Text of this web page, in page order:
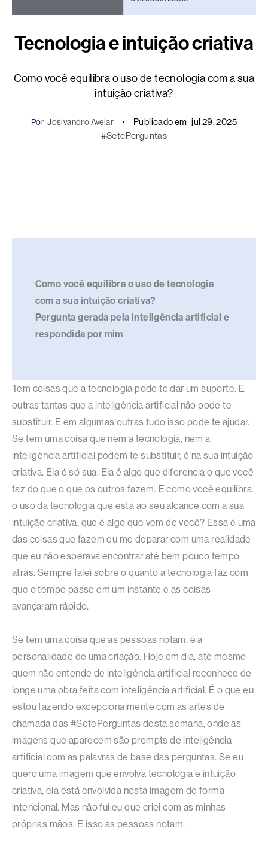
Tecnologia e intuição criativa
Como você equilibra o uso de tecnologia com a sua
intuição criativa?
Por Josivandro Avelar Publicado em jul 29, 2025
#SetePerguntas
Como você equilibra o uso de tecnologia
com a sua intuição criativa?
Pergunta gerada pela inteligência artificial e
respondida por mim
Tem coisas que a tecnologia pode te dar um suporte. E
outras tantas que a inteligência artificial não pode te
substituir. E em algumas outras tudo isso pode te ajudar.
Se tem uma coisa que nem a tecnologia, nem a
inteligência artificial podem te substituir, é na sua intuição
criativa. Ela é só sua. Ela é algo que diferencia o que você
faz do que o que os outros fazem. E como você equilibra
o uso da tecnologia que está ao seu alcance com a sua
intuição criativa, que é algo que vem de você? Essa é uma
das coisas que fazem eu me deparar com uma realidade
que eu não esperava encontrar até bem pouco tempo
atrás. Sempre falei sobre o quanto a tecnologia faz com
que o tempo passe em um instante e as coisas
avançaram rápido.
Se tem uma coisa que as pessoas notam, é a
personalidade de uma criação. Hoje em dia, até mesmo
quem não entende de inteligência artificial reconhece de
longe uma obra feita com inteligência artificial. É o que eu
estou fazendo excepcionalmente com as artes de
chamada das #SetePerguntas desta semana, onde as
imagens que aparecem são prompts de inteligência
artificial com as palavras de base das perguntas. Se eu
quero uma imagem que envolva tecnologia e intuição
criativa, ela está envolvida nesta imagem de forma
intencional. Mas não fui eu que criei com as minhas
próprias mãos. E isso as pessoas notam.